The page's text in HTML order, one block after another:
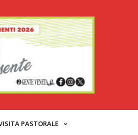
PASTORALE